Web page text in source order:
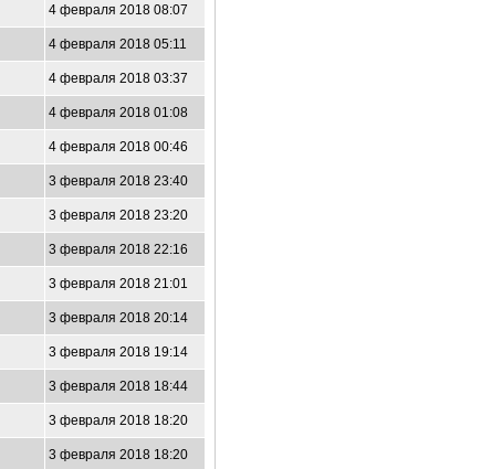
4 февраля 2018 08:07
4 февраля 2018 05:11
4 февраля 2018 03:37
4 февраля 2018 01:08
4 февраля 2018 00:46
3 февраля 2018 23:40
3 февраля 2018 23:20
3 февраля 2018 22:16
3 февраля 2018 21:01
3 февраля 2018 20:14
3 февраля 2018 19:14
3 февраля 2018 18:44
3 февраля 2018 18:20
3 февраля 2018 18:20